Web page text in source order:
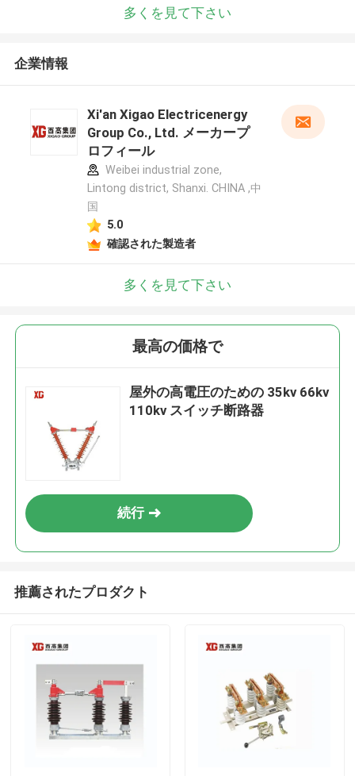
多くを見て下さい
企業情報
Xi'an Xigao Electricenergy
Group Co., Ltd. メーカープ
ロフィール
Weibei industrial zone,
Lintong district, Shanxi. CHINA ,中
国
5.0
確認された製造者
多くを見て下さい
最高の価格で
屋外の高電圧のための 35kv 66kv
110kv スイッチ断路器
続行
推薦されたプロダクト